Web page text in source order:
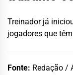
Treinador já
jogadores que
Fonte: Redação /